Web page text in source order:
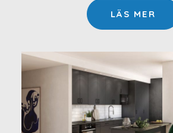
LÄS MER